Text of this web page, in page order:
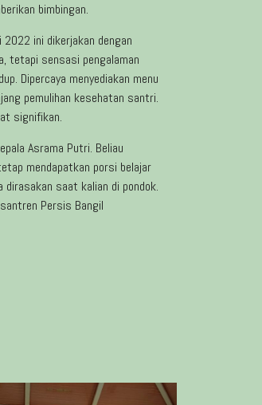
bimbingan.
ini dikerjakan dengan
tetapi sensasi pengalaman
Dipercaya menyediakan menu
pemulihan kesehatan santri.
signifikan.
Asrama Putri. Beliau
mendapatkan porsi belajar
dirasakan saat kalian di pondok.
Persis Bangil